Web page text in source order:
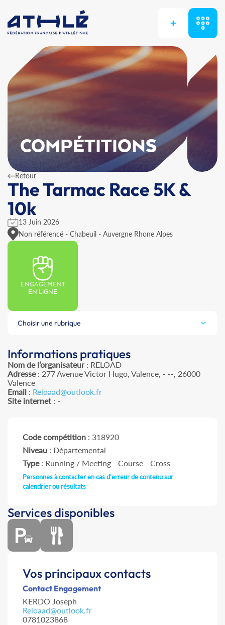
+
COMPÉTITIONS
Retour
The Tarmac Race 5K &
10k
13 Juin 2026
Non référencé - Chabeuil - Auvergne Rhone Alpes
ENGAGEMENT
EN LIGNE
Choisir une rubrique
Informations pratiques
Nom de l’organisateur: RELOAD
Adresse: 277 Avenue Victor Hugo, Valence, - --, 26000
Valence
Email : Reloaad@outlook.fr
Site internet : -
Code compétition : 318920
Niveau : Départemental
Type: Running / Meeting - Course - Cross
Personnes à contacter en cas d'erreur de contenu sur
calendrier ou résultats
Services disponibles
Vos principaux contacts
Contact Engagement
KERDO Joseph
Reloaad@outlook.fr
0781023868